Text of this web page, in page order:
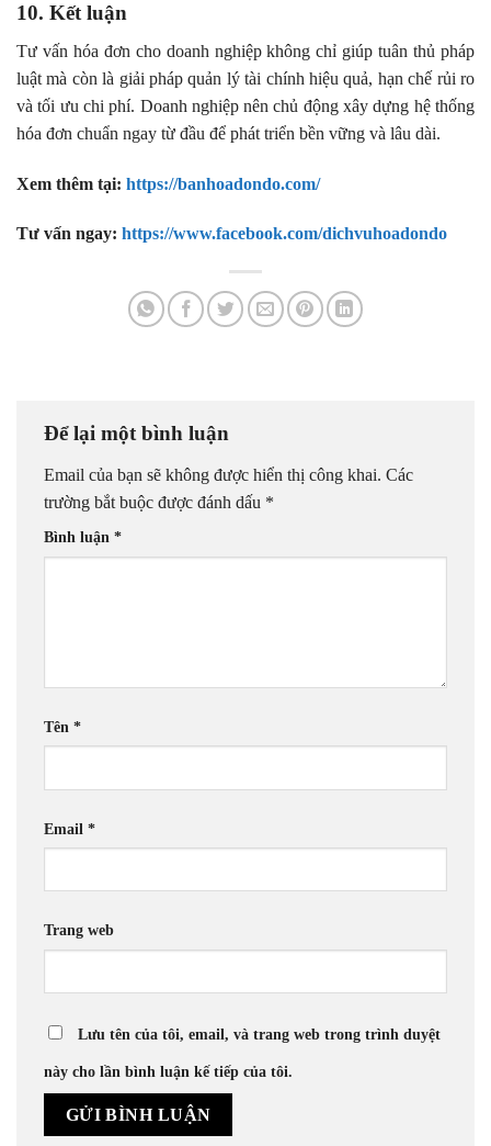
10. Kết luận
Tư vấn hóa đơn cho doanh nghiệp không chỉ giúp tuân thủ pháp
luật mà còn là giải pháp quản lý tài chính hiệu quả, hạn chế rủi ro
và tối ưu chi phí. Doanh nghiệp nên chủ động xây dựng hệ thống
hóa đơn chuẩn ngay từ đầu để phát triển bền vững và lâu dài.
Xem thêm tại: https://banhoadondo.com/
Tư vấn ngay: https://www.facebook.com/dichvuhoadondo
Để lại một bình luận
Email của bạn sẽ không được hiển thị công khai. Các
trường bắt buộc được đánh dấu *
Bình luận *
Tên *
Email *
Trang web
Lưu tên của tôi, email, và trang web trong trình duyệt
này cho lần bình luận kế tiếp của tôi.